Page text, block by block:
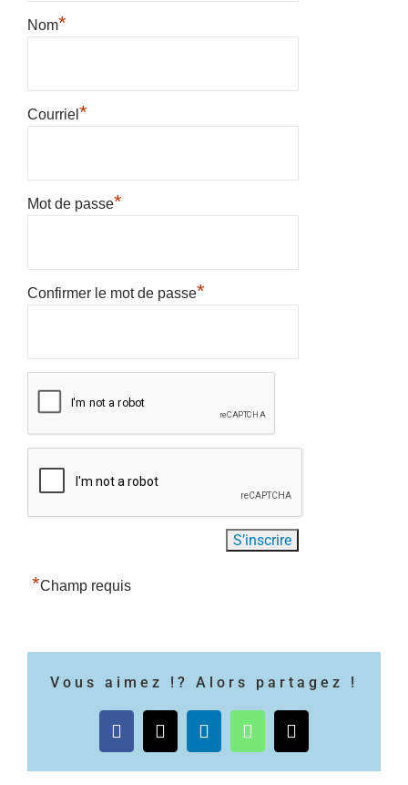
Nom*
Courriel *
Mot de passe*
Confirmer le mot de passe*
*Champ requis
Vous aimez !? Alors partagez !
Facebook
X LinkedInWhatsApp
Email